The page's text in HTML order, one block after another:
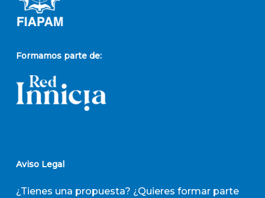
Formamos parte de:
Aviso Legal
¿Tienes una propuesta? ¿Quieres formar parte